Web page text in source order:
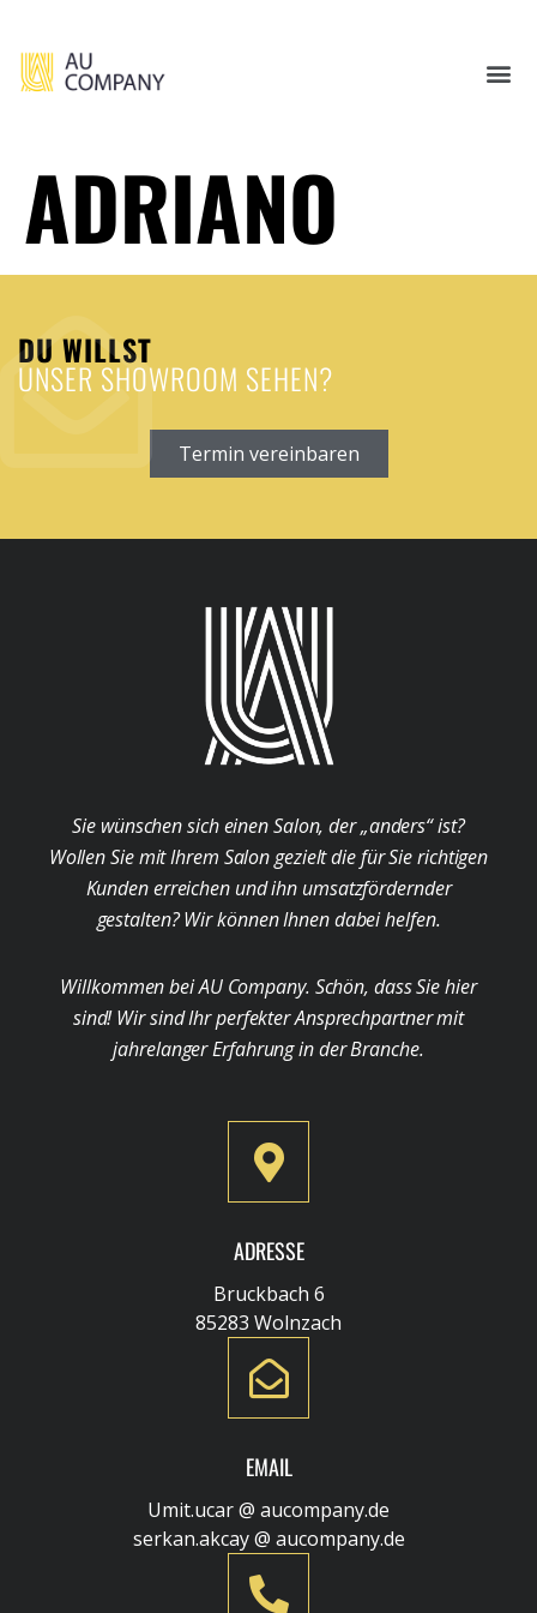
ADRIANO
DU WILLST
UNSER SHOWROOM SEHEN?
Termin vereinbaren
Sie wünschen sich einen Salon, der „anders“ ist?
Wollen Sie mit Ihrem Salon gezielt die für Sie richtigen
Kunden erreichen und ihn umsatzfördernder
gestalten? Wir können Ihnen dabei helfen.
Willkommen bei AU Company. Schön, dass Sie hier
sind! Wir sind Ihr perfekter Ansprechpartner mit
jahrelanger Erfahrung in der Branche.
ADRESSE
Bruckbach 6
85283 Wolnzach
EMAIL
Umit.ucar @ aucompany.de
serkan.akcay @ aucompany.de